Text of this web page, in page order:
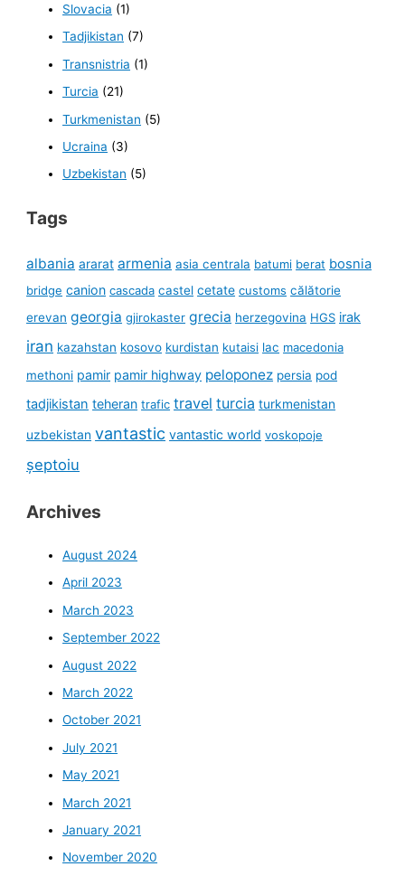
Slovacia (1)
Tadjikistan (7)
Transnistria (1)
Turcia (21)
Turkmenistan (5)
Ucraina (3)
Uzbekistan (5)
Tags
albania ararat armenia asia centrala batumi berat bosnia
bridge canion cascada castel cetate customs călătorie
erevan georgia gjirokaster grecia herzegovina HGS irak
iran kazahstan kosovo kurdistan kutaisi lac macedonia
methoni pamir pamir highway peloponez persia pod
tadjikistan teheran trafic travel turcia turkmenistan
uzbekistan vantastic vantastic world voskopoje
șeptoiu
Archives
August 2024
April 2023
March 2023
September 2022
August 2022
March 2022
October 2021
July 2021
May 2021
March 2021
January 2021
November 2020